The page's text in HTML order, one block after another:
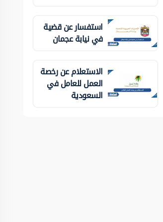
استفسار عن قضية
في نيابة عجمان
الاستعلام عن رخصة
العمل للعامل في
السعودية